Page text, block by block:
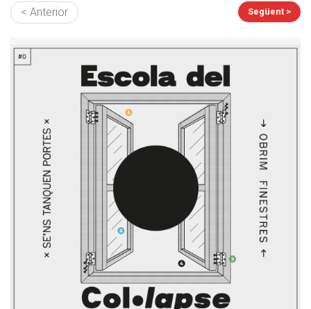
< Anterior Següent >